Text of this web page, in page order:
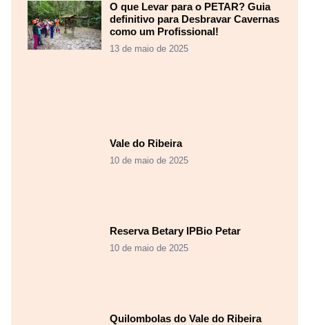
O que Levar para o PETAR? Guia
definitivo para Desbravar Cavernas
como um Profissional!
13 de maio de 2025
Vale do Ribeira
10 de maio de 2025
Reserva Betary IPBio Petar
10 de maio de 2025
Quilombolas do Vale do Ribeira